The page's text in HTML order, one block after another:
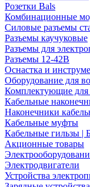
Розетки Bals
Комбинационные
Силовые разъемы
Разъемы каучуковые
Разъемы для
Разъемы 12-42В
Оснастка и
Оборудование для
Комплектующие для
Кабельные
Наконечники
Кабельные муфты
Кабельные гильзы |
Акционные товары
Электродвигатели
Устройства